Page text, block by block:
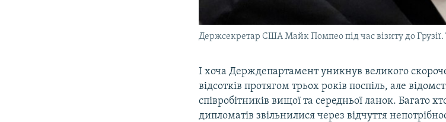
Держсекретар США Майк Помпео під час візиту до Грузії.
І хоча Держдепартамент уникнув великого
відсотків протягом трьох років поспіль, але
співробітників вищої та середньої ланок. Багато
дипломатів звільнилися через відчуття